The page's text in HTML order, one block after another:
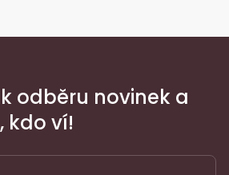
odběru novinek a
kdo ví!